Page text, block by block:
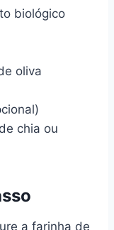
biológico
oliva
chia ou
a farinha de